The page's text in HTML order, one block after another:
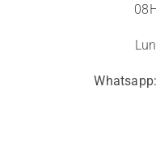
Whatsapp: